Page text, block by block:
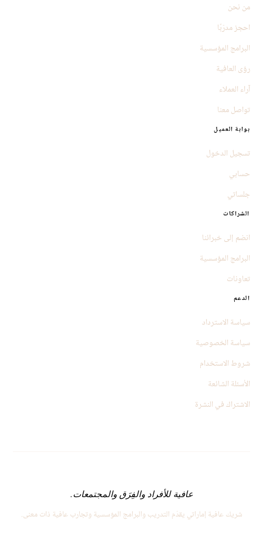
من نحن
احجز مدرّبًا
البرامج المؤسسية
رؤى العافية
آراء العملاء
تواصل معنا
بوابة العميل
تسجيل الدخول
حسابي
جلساتي
الشراكات
انضم إلى خبرائنا
البرامج المؤسسية
تعاونات
الدعم
سياسة الاسترداد
سياسة الخصوصية
شروط الاستخدام
الأسئلة الشائعة
الاشتراك في النشرة
عافية للأفراد والفِرَق والمجتمعات.
شريك عافية إماراتي يقدّم التدريب والبرامج المؤسسية وتجارب عافية ذات معنى.